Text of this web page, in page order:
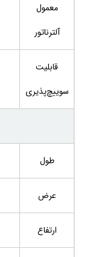
معمول
آلترناتور
قابلیت
سوییچ‌پذیری
طول
عرض
ارتفاع